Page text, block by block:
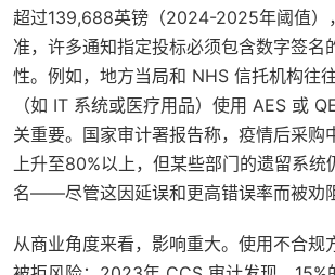
超过139,688英镑（2024-2025年阈值）
准，许多通知指定投标必须包含数字签名
性。例如，地方当局和 NHS 信托机构往
（如 IT 系统或医疗用品）使用 AES 或
关重要。国家审计署报告称，疫情后采购
上升至80%以上，但某些部门的遗留系
名——尽管这因延误和更高错误率而被劝
从商业角度来看，影响重大。使用不合规